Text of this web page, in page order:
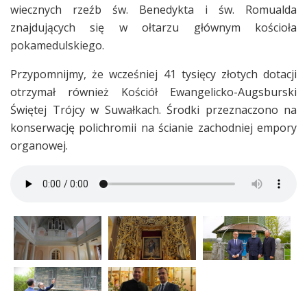
wiecznych rzeźb św. Benedykta i św. Romualda
znajdujących się w ołtarzu głównym kościoła
pokamedulskiego.
Przypomnijmy, że wcześniej 41 tysięcy złotych dotacji
otrzymał również Kościół Ewangelicko-Augsburski
Świętej Trójcy w Suwałkach. Środki przeznaczono na
konserwację polichromii na ścianie zachodniej empory
organowej.